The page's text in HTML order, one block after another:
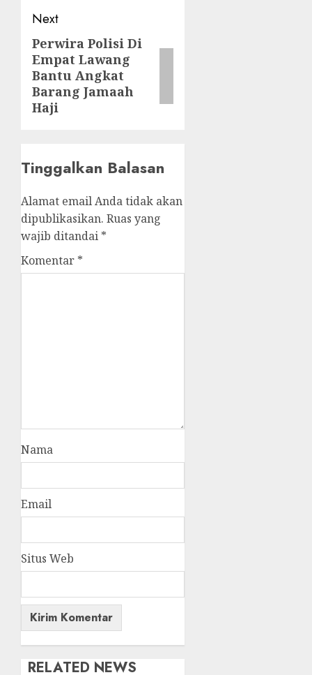
Next
Next
post:
Perwira Polisi Di
Empat Lawang
Bantu Angkat
Barang Jamaah
Haji
Tinggalkan Balasan
Alamat email Anda tidak akan
dipublikasikan. Ruas yang
wajib ditandai *
Komentar *
Nama
Email
Situs Web
RELATED NEWS